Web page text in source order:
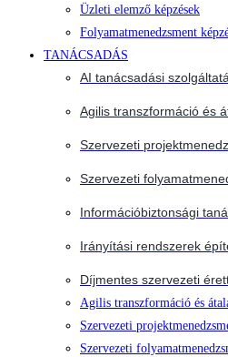
Üzleti elemző képzések
Folyamatmenedzsment
TANÁCSADÁS
AI tanácsadási
Agilis transzformáció és
Szervezeti
Szervezeti
Információbiztonsági
Irányítási rendszerek
Díjmentes szervezeti
Agilis transzformáció és
Szervezeti
Szervezeti